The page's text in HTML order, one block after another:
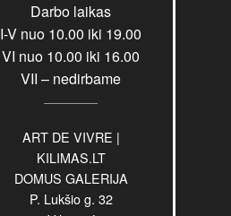
Darbo laikas
I-V nuo 10.00 iki 19.00
VI nuo 10.00 iki 16.00
VII – nedirbame
ART DE VIVRE |
KILIMAS.LT
DOMUS GALERIJA
P. Lukšio g. 32